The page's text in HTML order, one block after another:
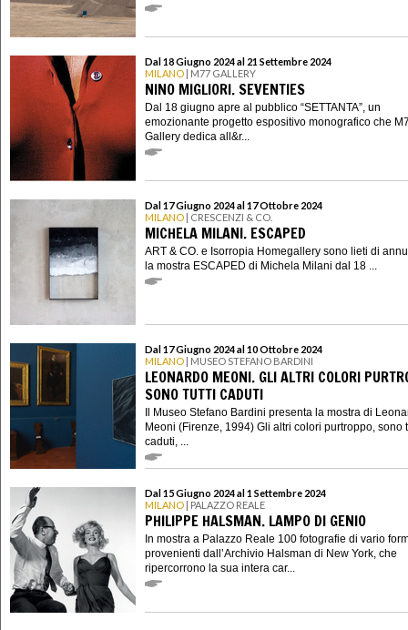
Dal 18 Giugno 2024 al 21 Settembre 2024
MILANO | M77 GALLERY
NINO MIGLIORI. SEVENTIES
Dal 18 giugno apre al pubblico “SETTANTA”, un
emozionante progetto espositivo monografico che
Gallery dedica all&r...
Dal 17 Giugno 2024 al 17 Ottobre 2024
MILANO | CRESCENZI & CO.
MICHELA MILANI. ESCAPED
ART & CO. e Isorropia Homegallery sono lieti di
la mostra ESCAPED di Michela Milani dal 18 ...
Dal 17 Giugno 2024 al 10 Ottobre 2024
MILANO | MUSEO STEFANO BARDINI
LEONARDO MEONI. GLI ALTRI COLORI
SONO TUTTI CADUTI
Il Museo Stefano Bardini presenta la mostra di
Meoni (Firenze, 1994) Gli altri colori purtroppo, sono
caduti, ...
Dal 15 Giugno 2024 al 1 Settembre 2024
MILANO | PALAZZO REALE
PHILIPPE HALSMAN. LAMPO DI GENIO
In mostra a Palazzo Reale 100 fotografie di vario
provenienti dall’Archivio Halsman di New York, che
ripercorrono la sua intera car...